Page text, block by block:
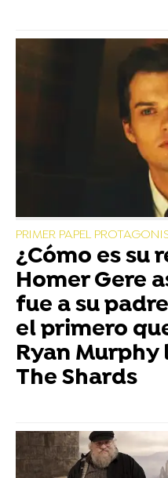
PRIMER PAPEL
¿Cómo es su
Homer Gere
fue a su
el primero
Ryan
The Shards